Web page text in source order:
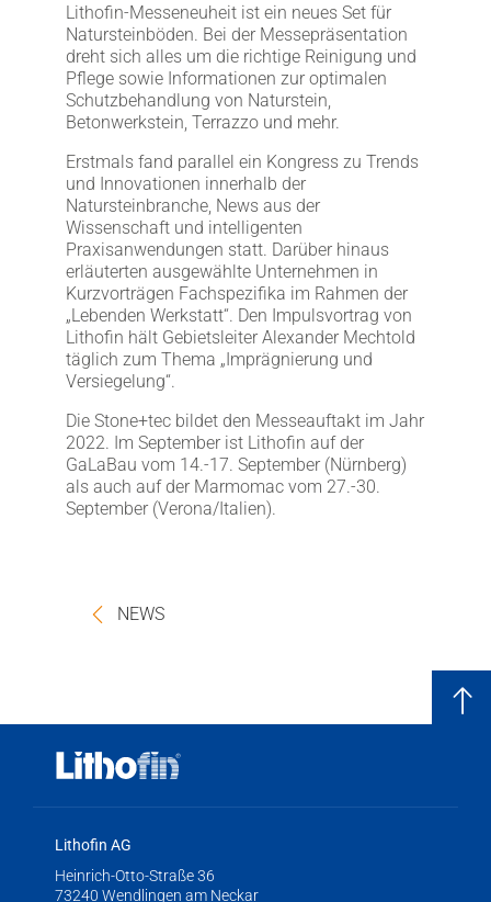
Lithofin-Messeneuheit ist ein neues Set für
Natursteinböden. Bei der Messepräsentation
dreht sich alles um die richtige Reinigung und
Pflege sowie Informationen zur optimalen
Schutzbehandlung von Naturstein,
Betonwerkstein, Terrazzo und mehr.
Erstmals fand parallel ein Kongress zu Trends
und Innovationen innerhalb der
Natursteinbranche, News aus der
Wissenschaft und intelligenten
Praxisanwendungen statt. Darüber hinaus
erläuterten ausgewählte Unternehmen in
Kurzvorträgen Fachspezifika im Rahmen der
„Lebenden Werkstatt“. Den Impulsvortrag von
Lithofin hält Gebietsleiter Alexander Mechtold
täglich zum Thema „Imprägnierung und
Versiegelung“.
Die Stone+tec bildet den Messeauftakt im Jahr
2022. Im September ist Lithofin auf der
GaLaBau vom 14.-17. September (Nürnberg)
als auch auf der Marmomac vom 27.-30.
September (Verona/Italien).
NEWS
Lithofin AG
Heinrich-Otto-Straße 36
73240 Wendlingen am Neckar